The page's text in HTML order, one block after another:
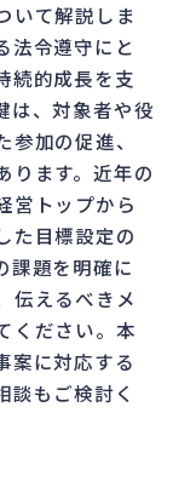
いて解説しま
法令遵守にと
続的成長を支
は、対象者や役
加の促進、
ります。近年の
営トップから
た目標設定の
課題を明確に
伝えるべきメ
ください。本
案に対応する
談もご検討く